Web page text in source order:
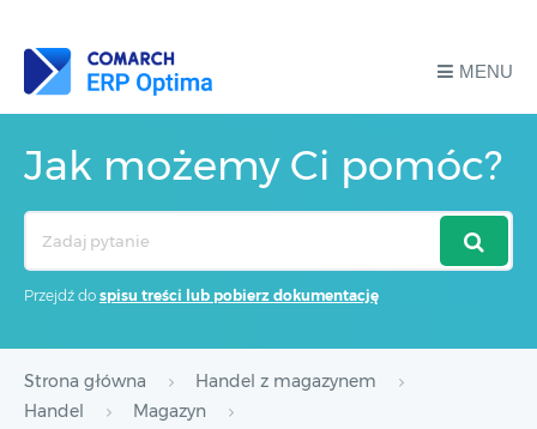
MENU
Jak możemy Ci pomóc?
Przejdź do spisu treści lub pobierz dokumentację
Strona główna
Handel z magazynem
Handel
Magazyn